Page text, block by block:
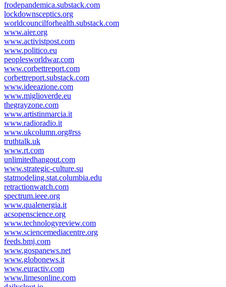
frodepandemica.substack.com
lockdownsceptics.org
worldcouncilforhealth.substack.com
www.aier.org
www.activistpost.com
www.politico.eu
peoplesworldwar.com
www.corbettreport.com
corbettreport.substack.com
www.ideeazione.com
www.miglioverde.eu
thegrayzone.com
www.artistinmarcia.it
www.radioradio.it
www.ukcolumn.org#rss
truthtalk.uk
www.rt.com
unlimitedhangout.com
www.strategic-culture.su
statmodeling.stat.columbia.edu
retractionwatch.com
spectrum.ieee.org
www.qualenergia.it
acsopenscience.org
www.technologyreview.com
www.sciencemediacentre.org
feeds.bmj.com
www.gospanews.net
www.globonews.it
www.euractiv.com
www.limesonline.com